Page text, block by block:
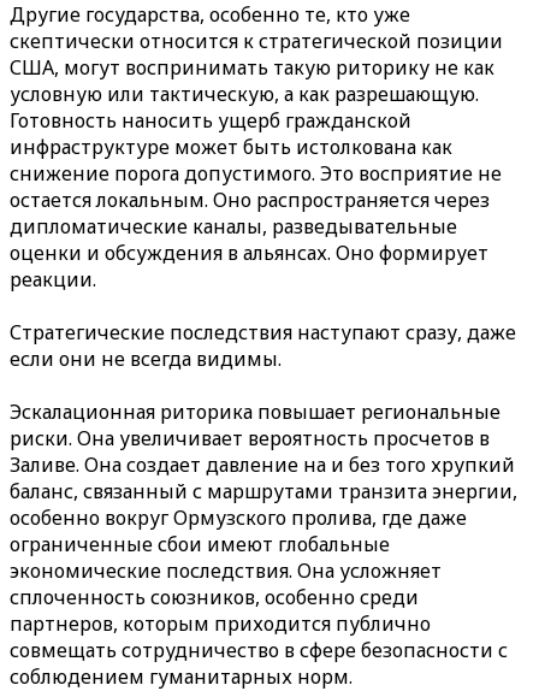
Другие государства, особенно те, кто уже
скептически относится к стратегической позиции
США, могут воспринимать такую риторику не как
условную или тактическую, а как разрешающую.
Готовность наносить ущерб гражданской
инфраструктуре может быть истолкована как
снижение порога допустимого. Это восприятие не
остается локальным. Оно распространяется через
дипломатические каналы, разведывательные
оценки и обсуждения в альянсах. Оно формирует
реакции.
Стратегические последствия наступают сразу, даже
если они не всегда видимы.
Эскалационная риторика повышает региональные
риски. Она увеличивает вероятность просчетов в
Заливе. Она создает давление на и без того хрупкий
баланс, связанный с маршрутами транзита энергии,
особенно вокруг Ормузского пролива, где даже
ограниченные сбои имеют глобальные
экономические последствия. Она усложняет
сплоченность союзников, особенно среди
партнеров, которым приходится публично
совмещать сотрудничество в сфере безопасности с
соблюдением гуманитарных норм.